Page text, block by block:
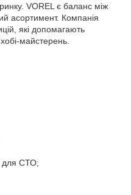
VOREL є баланс між
асортимент. Компанія
які допомагають
майстерень.
для СТО;